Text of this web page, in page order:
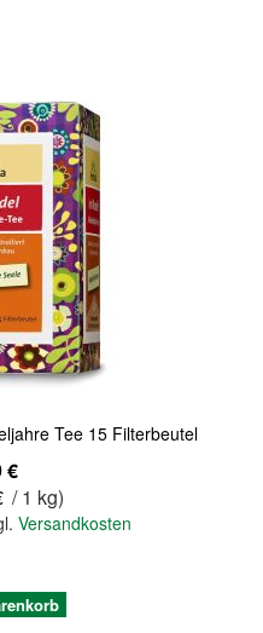
Tee 15 Filterbeutel
€
/ 1 kg)
Versandkosten